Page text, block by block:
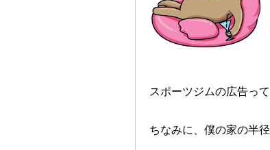
スポーツジムの広告っ
ちなみに、僕の家の半径